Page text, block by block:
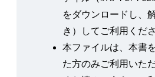
3.2.2 プーリング処理
3.3 準備② 全結合型ニューラ
3.3.1 階層構造による全結合型
成と学習方法
3.3.2 全結合型ニューラルネッ
をダウンロードし、
き）してご利用くださ
本ファイルは、本書
た方のみご利用いた